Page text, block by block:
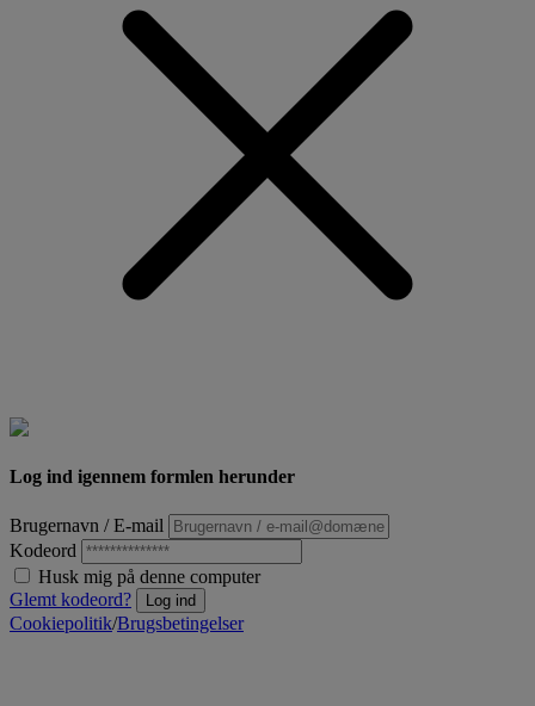
Log ind igennem formlen herunder
Brugernavn / E-mail
Kodeord
Husk mig på denne computer
Glemt kodeord?
Log ind
Cookiepolitik/Brugsbetingelser